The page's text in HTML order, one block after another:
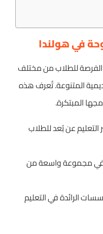
في هولندا
الفرصة للطلاب من مختلف
المتنوعة. تُعرف هذه
المبتكرة.
عن بُعد للطلاب
في مجموعة واسعة من
الرائدة في التعليم